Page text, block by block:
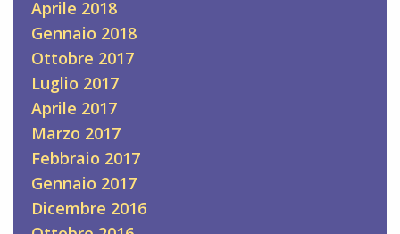
Aprile 2018
Gennaio 2018
Ottobre 2017
Luglio 2017
Aprile 2017
Marzo 2017
Febbraio 2017
Gennaio 2017
Dicembre 2016